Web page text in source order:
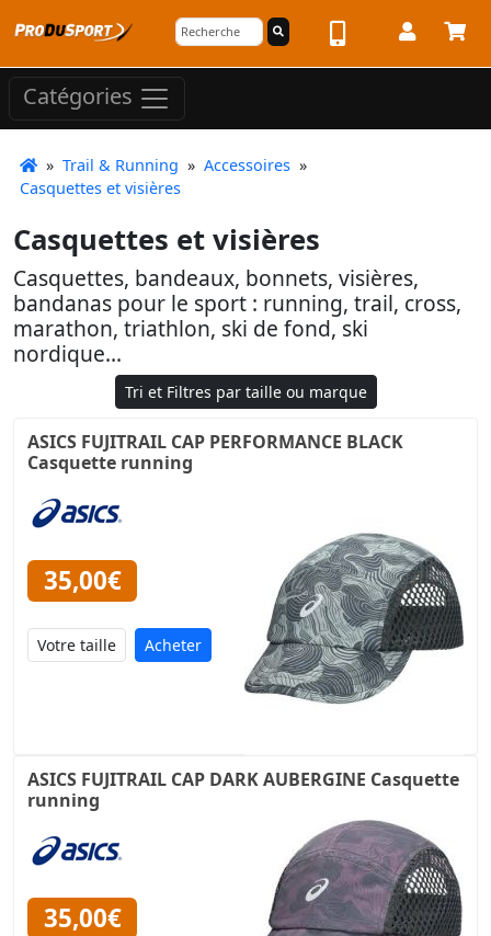
Catégories
» Trail & Running » Accessoires »
Casquettes et visières
Casquettes et visières
Casquettes, bandeaux, bonnets, visières,
bandanas pour le sport : running, trail, cross,
marathon, triathlon, ski de fond, ski
nordique...
Tri et Filtres par taille ou marque
ASICS FUJITRAIL CAP PERFORMANCE BLACK
Casquette running
35,00€
Acheter
ASICS FUJITRAIL CAP DARK AUBERGINE Casquette
running
35,00€